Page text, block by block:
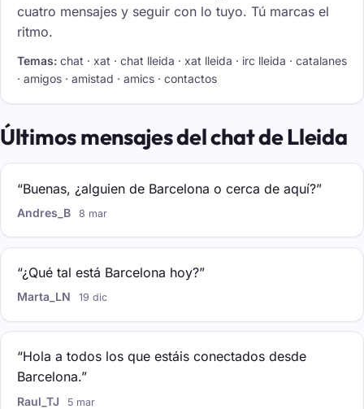
cuatro mensajes y seguir con lo tuyo. Tú marcas el
ritmo.
Temas: chat · xat · chat lleida · xat lleida · irc lleida · catalanes
· amigos · amistad · amics · contactos
Últimos mensajes del chat de Lleida
“Buenas, ¿alguien de Barcelona o cerca de aquí?”
Andres_B 8 mar
“¿Qué tal está Barcelona hoy?”
Marta_LN 19 dic
“Hola a todos los que estáis conectados desde
Barcelona.”
Raul_TJ 5 mar